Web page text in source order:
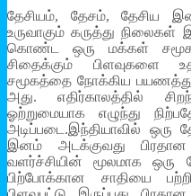
தேசியம், தேசம், தேசிய
உருவாகும் கருத்து
கொண்ட ஒரு மக்கள்
சிதைக்கும் பிளவுகளை
சமூகத்தை நோக்கிய
அது. எதிர்காலத்தில்
ஓற்றுமையாக எழுந்து
அடிப்படை.இந்தியாவில்
இனம் அடக்குவது
வளர்ச்சியின் மூலமாக ஒரு
பிற்போக்கான சாதியை